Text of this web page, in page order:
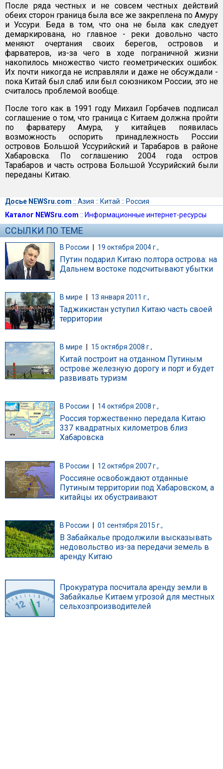
После ряда честных и не совсем честных действий
обеих сторон граница была все же закреплена по Амуру
и Уссури. Беда в том, что она не была как следует
демаркирована, но главное - реки довольно часто
меняют очертания своих берегов, островов и
фарватеров, из-за чего в ходе пограничной жизни
накопилось множество чисто геометрических ошибок.
Их почти никогда не исправляли и даже не обсуждали -
пока Китай был слаб или был союзником России, это не
считалось проблемой вообще.
После того как в 1991 году Михаил Горбачев подписал
соглашение о том, что граница с Китаем должна пройти
по фарватеру Амура, у китайцев появилась
возможность оспорить принадлежность России
островов Большой Уссурийский и Тарабаров в районе
Хабаровска. По соглашению 2004 года остров
Тарабаров и часть острова Большой Уссурийский были
переданы Китаю.
Досье NEWSru.com :: Азия :: Китай :: Россия
Каталог NEWSru.com :: Информационные интернет-ресурсы
ССЫЛКИ ПО ТЕМЕ
В России | 19 октября 2004 г.,
Путин подарил Китаю полтора острова: на
Дальнем востоке подсчитывают убытки
В мире 13 января 2011 г.,
Таджикистан уступил Китаю часть своей
территории
В мире 15 октября 2008 г.,
Китай построит на отданном Путиным
острове железную дорогу и порт и будет
развивать туризм
В России 14 октября 2008 г.,
Россия торжественно передала Китаю
337 квадратных километров близ
Хабаровска
В России | 12 октября 2007 г.,
Россияне освобождают отданные
Путиным территории под Хабаровском, а
китайцы их обустраивают
В России 01 сентября 2015 г.,
В Забайкалье продолжили высказывать
недовольство из-за передачи земель в
аренду Китаю
Прокуратура посчитала аренду земли в
Забайкалье Китаем угрозой для местных
сельхозпроизводителей